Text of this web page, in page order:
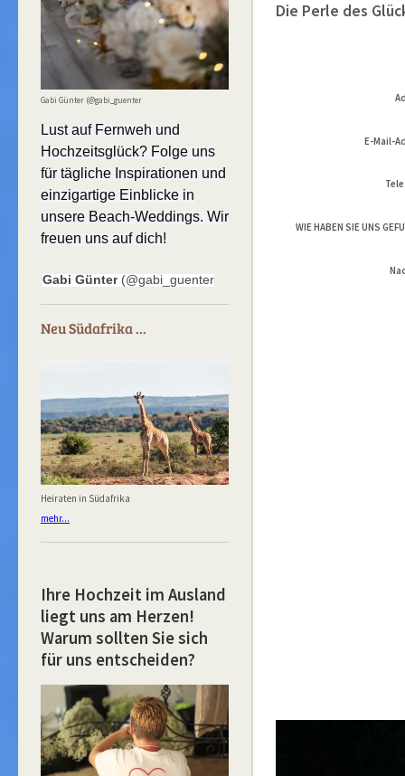
Gabi Günter (@gabi_guenter
Lust auf Fernweh und
Hochzeitsglück? Folge uns
für tägliche Inspirationen und
einzigartige Einblicke in
unsere Beach-Weddings. Wir
freuen uns auf dich!
Gabi Günter (@gabi_guenter
Neu Südafrika ...
Heiraten in Südafrika
mehr...
Ihre Hochzeit im Ausland
liegt uns am Herzen!
Warum sollten Sie sich
für uns entscheiden?
Die Perle des
E-Mail-
WIE HABEN SIE UNS